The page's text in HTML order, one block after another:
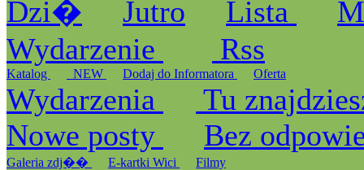
Dzi�
Jutro Lista
Wydarzenie
Rss
Katalog _NEW Dodaj do Informatora Oferta
Wydarzenia
Tu
Nowe posty
Bez
Galeria zdj�� E-kartki Wici Filmy